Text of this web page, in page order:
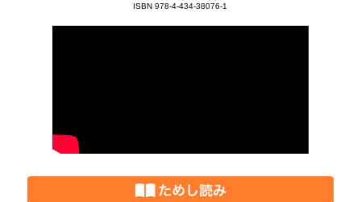
ISBN 978-4-434-38076-1